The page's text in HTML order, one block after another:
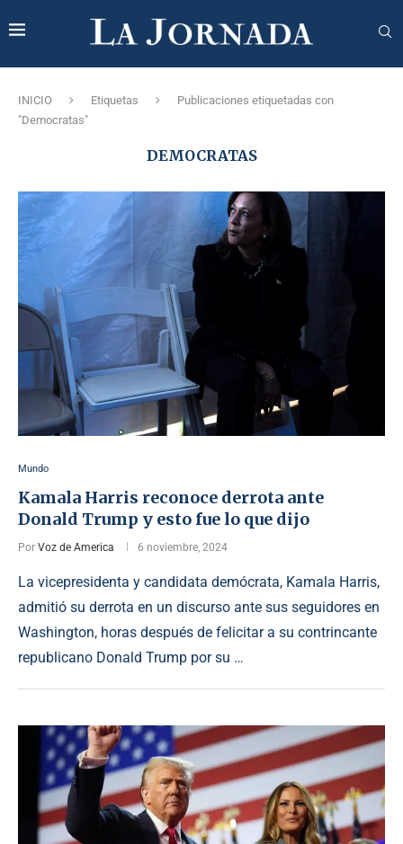
INICIO Etiquetas
Publicaciones etiquetadas con
"Democratas"
DEMOCRATAS
Mundo
Kamala Harris reconoce derrota ante
Donald Trump y esto fue lo que dijo
Por Voz de America 6 noviembre, 2024
La vicepresidenta y candidata demócrata, Kamala Harris,
admitió su derrota en un discurso ante sus seguidores en
Washington, horas después de felicitar a su contrincante
republicano Donald Trump por su …